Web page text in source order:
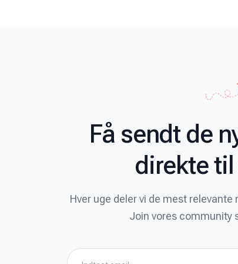
Få sendt de
direkte til
Hver uge deler vi de mest
Join vores community